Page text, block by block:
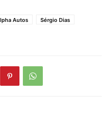
Autos
Sérgio Dias